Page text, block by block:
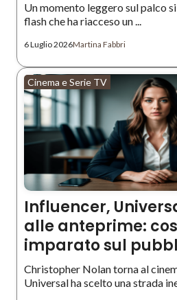
Un momento leggero sul palco
flash che ha riacceso un ...
6 Luglio 2026Martina Fabbri
Cinema e Serie TV
Influencer,
alle anteprime:
imparato sul
Christopher Nolan torna al
Universal ha scelto una strada